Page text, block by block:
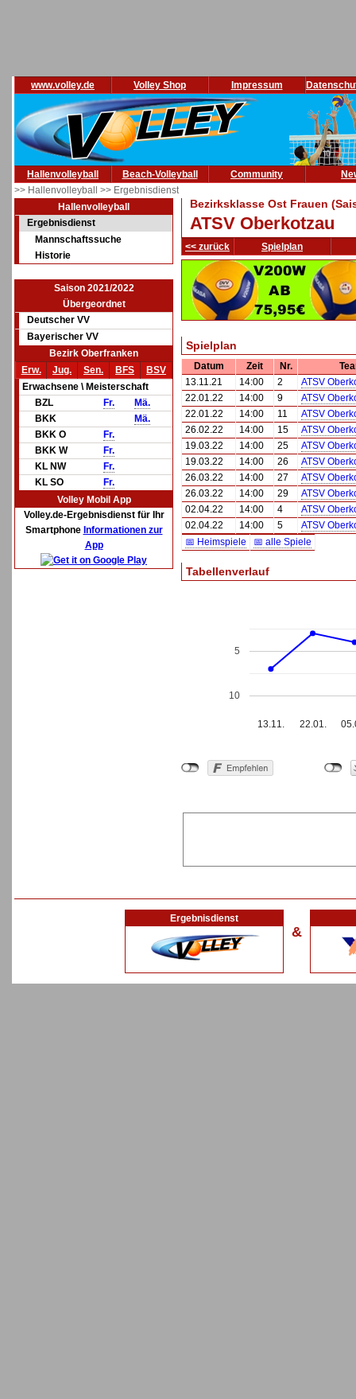
www.volley.de Volley Shop Impressum
Hallenvolleyball Beach-Volleyball Community
>> Hallenvolleyball >> Ergebnisdienst
Hallenvolleyball
Ergebnisdienst
Mannschaftssuche
Historie
Saison 2021/2022
Übergeordnet
Deutscher VV
Bayerischer VV
Bezirk Oberfranken
Erw.
Jug. Sen. BFS
BSV
Erwachsene \ Meisterschaft
BZL
Fr.
Mä.
BKK
Mä.
BKK O
Fr.
BKK W
Fr.
KL NW
Fr.
KL SO
Fr.
Volley Mobil App
Volley.de-Ergebnisdienst für Ihr
Smartphone Informationen zur
App
Bezirksklasse Ost Frauen
ATSV Oberkotzau
<< zurück Spielplan
Spielplan
Datum Zeit Nr.
13.11.21
14:00 2
ATSV
22.01.22
14:00 9
ATSV
22.01.22
14:00 11
ATSV
26.02.22
14:00 15
ATSV
19.03.22
14:00 25
ATSV
19.03.22
14:00 26
ATSV
26.03.22
14:00 27
ATSV
26.03.22
14:00 29
ATSV
02.04.22
14:00 4
ATSV
02.04.22
14:00 5
ATSV
📅 Heimspiele
📅 alle Spiele
Tabellenverlauf
13.11. 22.01.
5
10
Ergebnisdienst
&